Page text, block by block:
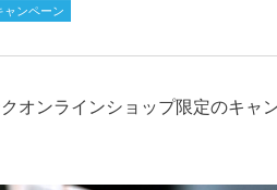
ャンペーン
オンラインショップ限定のキャ